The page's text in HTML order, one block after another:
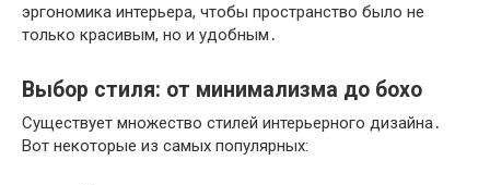
эргономика интерьера, чтобы пространство было не
только красивым, но и удобным․
Выбор стиля: от минимализма до бохо
Существует множество стилей интерьерного дизайна․
Вот некоторые из самых популярных: